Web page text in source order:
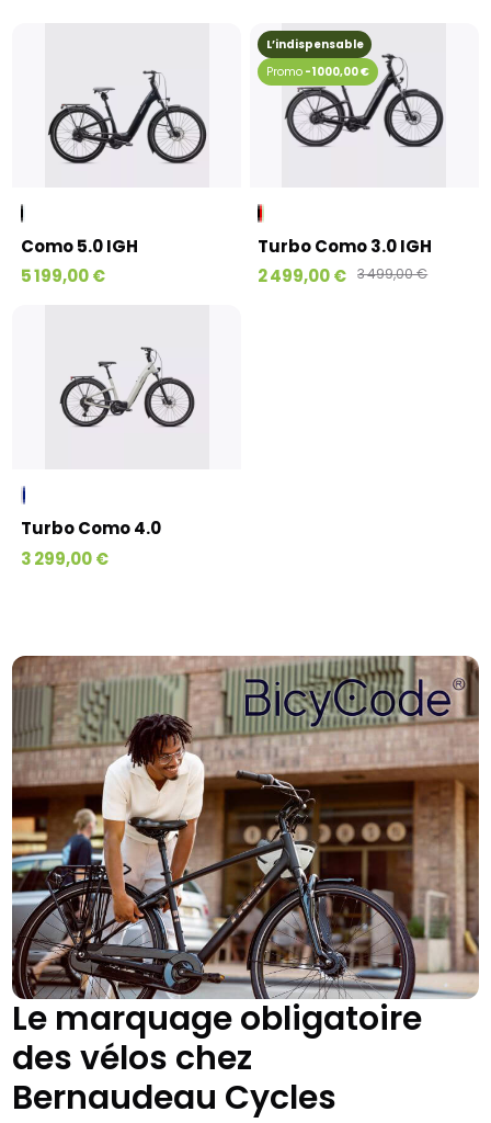
Como 5.0 IGH
5 199,00 €
L’indispensable
-1 000,00 €
Turbo Como 3.0 IGH
2 499,00 €
3 499,00 €
Turbo Como 4.0
3 299,00 €
Le marquage obligatoire
des vélos chez
Bernaudeau Cycles